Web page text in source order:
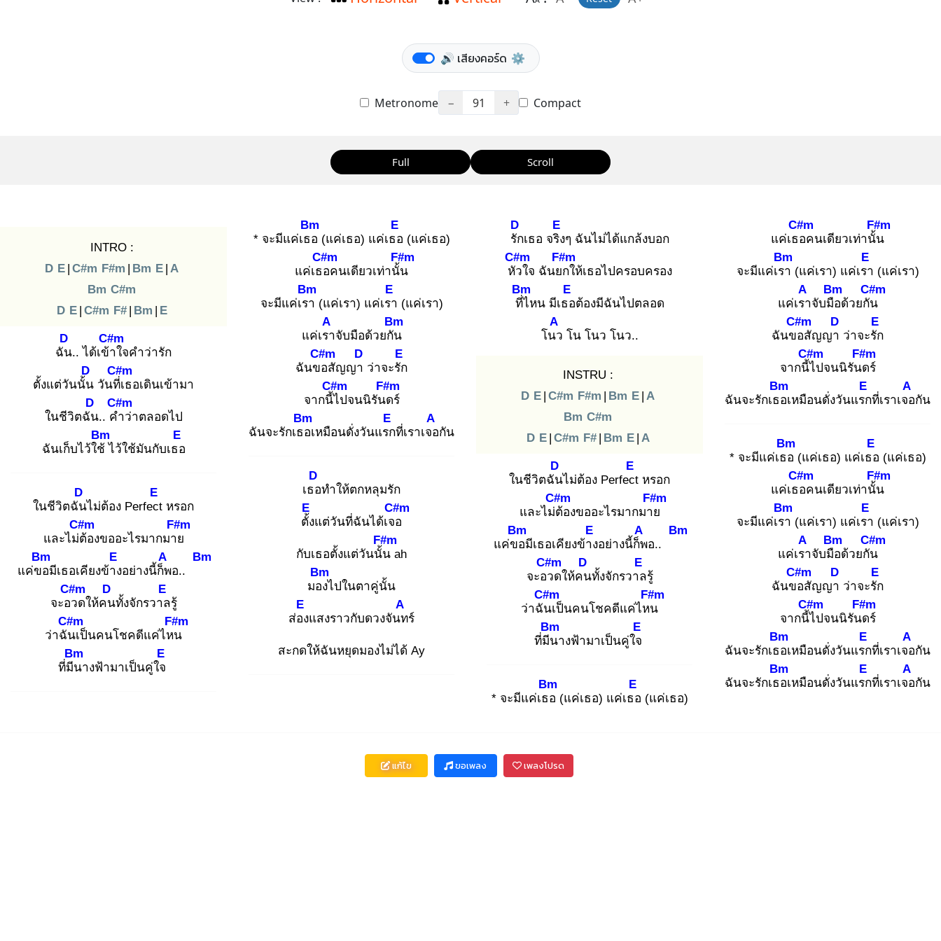
🔊 เสียงคอร์ด ⚙️
Metronome − 91 + Compact
Full Scroll
INTRO :
D E | C#m F#m | Bm E | A
Bm C#m
D E | C#m F# | Bm | E
ฉัน
D
.. ได้เข้า
C#m
ใจคำว่ารัก
ตั้งแต่วันนั้น
D
วันที่เ
C#m
ธอเดินเข้ามา
ในชีวิตฉัน
D
.. คำ
C#m
ว่าตลอดไป
ฉันเก็บไว้ใช้
Bm
ไว้ใช้มันกับเธอ
E
ในชีวิตฉัน
D
ไม่ต้อง Perfect
E
หรอก
และไม่ต้
C#m
องขออะไรมากมาย
F#m
แค่ขอ
Bm
มีเธอเคียงข้าง
E
อย่างนี้ก็พ
A
อ..
Bm
จะอว
C#m
ดให้คน
D
ทั้งจักรวาล
E
รู้
ว่าฉัน
C#m
เป็นคนโชคดีแค่ไหน
F#m
ที่มีน
Bm
างฟ้ามาเป็นคู่ใจ
E
* จะมีแค่เธอ
Bm
(แค่เธอ) แค่เธอ
E
(แค่เธอ)
แค่เธอ
C#m
คนเดียวเท่านั้น
F#m
จะมีแค่เรา
Bm
(แค่เรา) แค่เรา
E
(แค่เรา)
แค่เรา
A
จับมือด้วยกัน
Bm
ฉันขอ
C#m
สัญญา
D
ว่าจะรัก
E
จากนี้ไ
C#m
ปจนนิรันด
F#m
ร์
ฉันจะรักเธอ
Bm
เหมือนดั่งวันแรก
E
ที่เราเจอ
A
กัน
เธอ
D
ทำให้ตกหลุมรัก
ตั้ง
E
แต่วันที่ฉันได้เจอ
C#m
กับเธอตั้งแต่วันนั้น
F#m
ah
มอง
Bm
ไปในตาคู่นั้น
ส่อง
E
แสงราวกับดวงจันท
A
ร์
สะกดให้ฉันหยุดมองไม่ได้ Ay
รัก
D
เธอ จริง
E
ๆ ฉันไม่ได้แกล้งบอก
หัว
C#m
ใจ ฉันยก
F#m
ให้เธอไปครอบครอง
ที่ไ
Bm
หน มีเธอ
E
ต้องมีฉันไปตลอด
โนว
A
โน โนว โนว..
INSTRU :
D E | C#m F#m | Bm E | A
Bm C#m
D E | C#m F# | Bm E | A
ในชีวิตฉัน
D
ไม่ต้อง Perfect
E
หรอก
และไม่ต้
C#m
องขออะไรมากมาย
F#m
แค่ขอ
Bm
มีเธอเคียงข้าง
E
อย่างนี้ก็พ
A
อ..
Bm
จะอว
C#m
ดให้คน
D
ทั้งจักรวาล
E
รู้
ว่าฉัน
C#m
เป็นคนโชคดีแค่ไหน
F#m
ที่มีน
Bm
างฟ้ามาเป็นคู่ใจ
E
* จะมีแค่เธอ
Bm
(แค่เธอ) แค่เธอ
E
(แค่เธอ)
แค่เธอ
C#m
คนเดียวเท่านั้น
F#m
จะมีแค่เรา
Bm
(แค่เรา) แค่เรา
E
(แค่เรา)
แค่เรา
A
จับมือ
Bm
ด้วยกัน
C#m
ฉันขอ
C#m
สัญญา
D
ว่าจะรัก
E
จากนี้ไ
C#m
ปจนนิรันด
F#m
ร์
ฉันจะรักเธอ
Bm
เหมือนดั่งวันแรก
E
ที่เราเจอ
A
กัน
* จะมีแค่เธอ
Bm
(แค่เธอ) แค่เธอ
E
(แค่เธอ)
แค่เธอ
C#m
คนเดียวเท่านั้น
F#m
จะมีแค่เรา
Bm
(แค่เรา) แค่เรา
E
(แค่เรา)
แค่เรา
A
จับมือ
Bm
ด้วยกัน
C#m
ฉันขอ
C#m
สัญญา
D
ว่าจะรัก
E
จากนี้ไ
C#m
ปจนนิรันด
F#m
ร์
ฉันจะรักเธอ
Bm
เหมือนดั่งวันแรก
E
ที่เราเจอ
A
กัน
ฉันจะรักเธอ
Bm
เหมือนดั่งวันแรก
E
ที่เราเจอ
A
กัน
แก้ไข ขอเพลง เพลงโปรด